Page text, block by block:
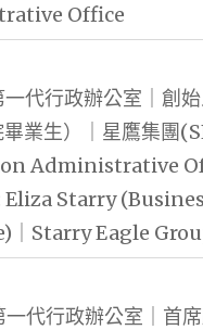
Office
代行政辦公室｜創始
畢業生）｜星鷹集團
Administrative
Starry
｜Starry Eagle
代行政辦公室｜首